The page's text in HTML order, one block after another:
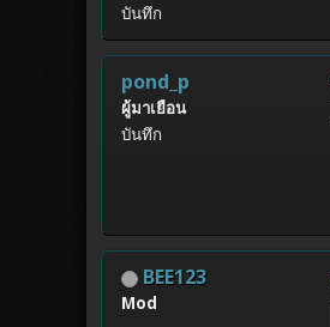
บันทึก
pond_p
ผู้มาเยือน
บันทึก
BEE123
Mod